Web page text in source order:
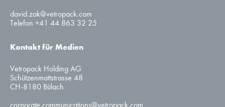
david.zak@vetropack.com
Telefon +41 44 863 32 25
Kontakt für Medien
Vetropack Holding AG
Schützenmattstrasse 48
CH-8180 Bülach
corporate.communications@vetropack.com